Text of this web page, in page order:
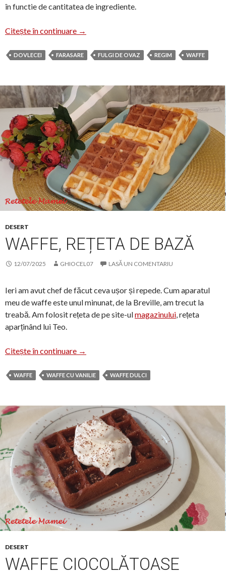
în functie de cantitatea de ingrediente.
Citește în continuare Waffe cu fulgi de ovăz
→
DOVLECEI FARASARE FULGI DE OVAZ REGIM WAFFE
DESERT
WAFFE, REȚETA DE BAZĂ
12/07/2025 GHIOCEL07 LASĂ UN COMENTARIU
Ieri am avut chef de făcut ceva ușor și repede. Cum aparatul
meu de waffe este unul minunat, de la Breville, am trecut la
treabă. Am folosit rețeta de pe site-ulmagazinului, rețeta
aparținând lui Teo.
Citește în continuare Waffe, rețeta de bază
→
WAFFE WAFFE CU VANILIE WAFFE DULCI
DESERT
WAFFE CIOCOLĂTOASE